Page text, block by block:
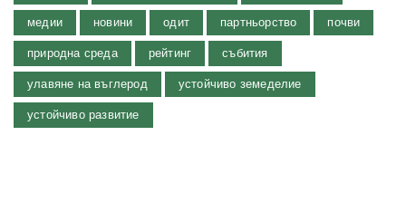
медии новини одит партньорство почви
природна среда рейтинг събития
улавяне на въглерод устойчиво земеделие
устойчиво развитие